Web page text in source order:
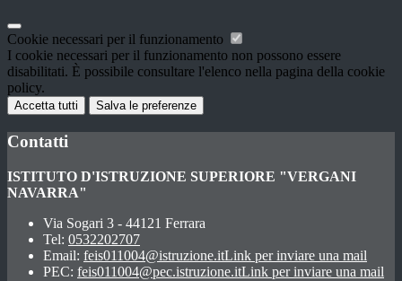
Cookie necessari per il funzionamento
I cookie necessari per il funzionamento non possono essere
disabilitati. È possibile consultare l'elenco nella pagina della cookie
policy.
Accetta tutti Salva le preferenze
Contatti
ISTITUTO D'ISTRUZIONE SUPERIORE "VERGANI
NAVARRA"
Via Sogari 3 - 44121 Ferrara
Tel: 0532202707
Email: feis011004@istruzione.itLink per inviare una mail
PEC: feis011004@pec.istruzione.itLink per inviare una mail